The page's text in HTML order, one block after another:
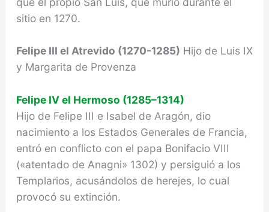
sitio en 1270.
Felipe III el Atrevido (1270-1285) Hijo de Luis IX
y Margarita de Provenza
Felipe IV el Hermoso (1285–1314)
Hijo de Felipe III e Isabel de Aragón, dio
nacimiento a los Estados Generales de Francia,
entró en conflic­to con el papa Bonifacio VIII
(«atentado de Anagni» 1302) y persiguió a los
Templarios, acusándolos de herejes, lo cual
provocó su extinción.